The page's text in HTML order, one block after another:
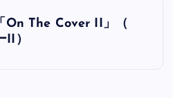
On The Cover II」（
II）